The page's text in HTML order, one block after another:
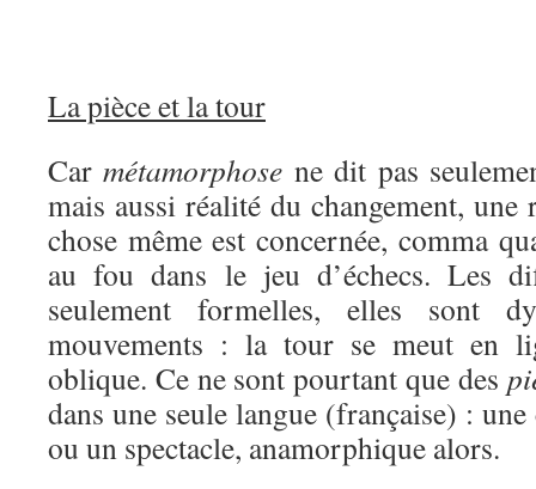
La pièce et la tour
Carmétamorphose ne dit pas
mais aussi réalité du changement,
chose même est concernée, comma
au fou dans le jeu d’échecs. Les
seulement formelles, elles sont
mouvements : la tour se meut en
oblique. Ce ne sont pourtant que des
dans une seule langue (française) :
ou un spectacle, anamorphique alors.